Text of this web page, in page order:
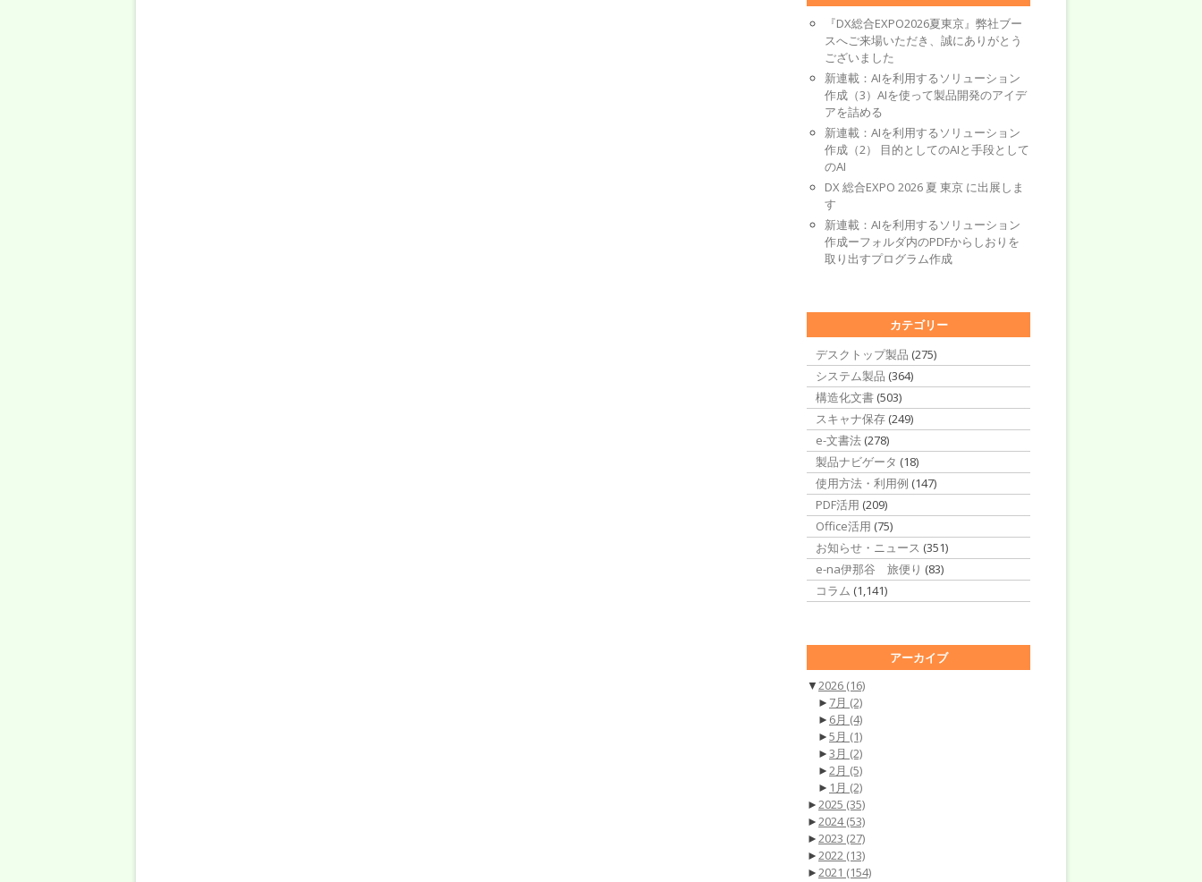
『DX総合EXPO2026夏東京』弊社ブー
スへご来場いただき、誠にありがとう
ございました
新連載：AIを利用するソリューション
作成（3）AIを使って製品開発のアイデ
アを詰める
新連載：AIを利用するソリューション
作成（2） 目的としてのAIと手段として
のAI
DX 総合EXPO 2026 夏 東京 に出展しま
す
新連載：AIを利用するソリューション
作成ーフォルダ内のPDFからしおりを
取り出すプログラム作成
カテゴリー
デスクトップ製品 (275)
システム製品 (364)
構造化文書 (503)
スキャナ保存 (249)
e-文書法 (278)
製品ナビゲータ (18)
使用方法・利用例 (147)
PDF活用 (209)
Office活用 (75)
お知らせ・ニュース (351)
e-na伊那谷 旅便り (83)
コラム (1,141)
アーカイブ
▼2026 (16)
► 7月 (2)
► 6月 (4)
►5月 (1)
►3月 (2)
►2月 (5)
► 1月 (2)
►2025 (35)
►2024(53)
►2023 (27)
►2022 (13)
►2021 (154)